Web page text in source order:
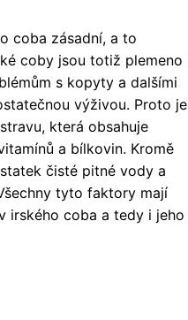
coba zásadní, a to
coby jsou totiž plemeno
s kopyty a dalšími
výživou. Proto je
která obsahuje
a bílkovin. Kromě
čisté pitné vody a
tyto faktory mají
irského coba a tedy i jeho